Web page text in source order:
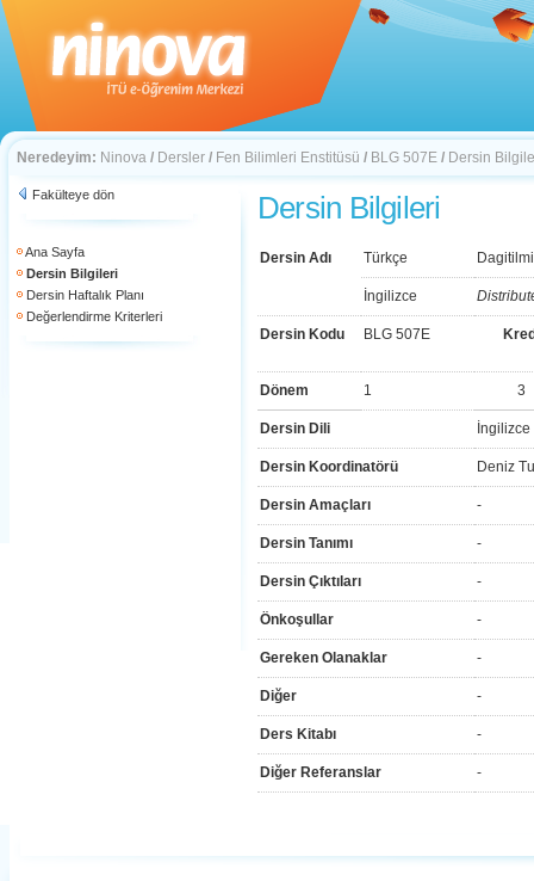
Neredeyim: Ninova / Dersler / Fen Bilimleri Enstitüsü / BLG 507E / Dersin
Fakülteye dön
Ana Sayfa
Dersin Bilgileri
Dersin Haftalık Planı
Değerlendirme Kriterleri
Dersin Bilgileri
Dersin Adı Türkçe
İngilizce
Dersin Kodu BLG 507E
Dönem 1 3
Dersin Dili İngilizce
Dersin Koordinatörü Deniz
Dersin Amaçları -
Dersin Tanımı -
Dersin Çıktıları -
Önkoşullar -
Gereken Olanaklar -
Diğer -
Ders Kitabı -
Diğer Referanslar -